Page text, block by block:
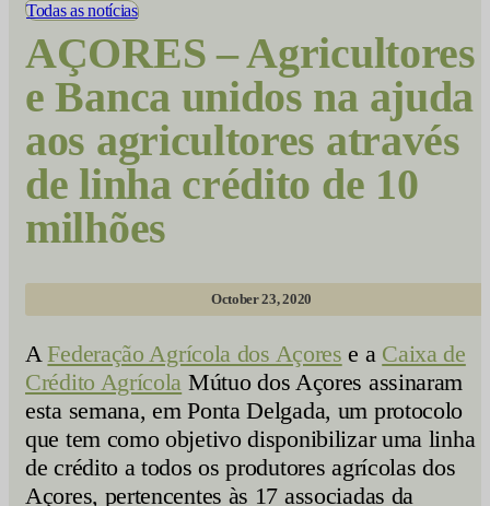
Todas as notícias
AÇORES – Agricultores
e Banca unidos na ajuda
aos agricultores através
de linha crédito de 10
milhões
October 23, 2020
AFederação Agrícola dos Açores e a Caixa de
Crédito Agrícola Mútuo dos Açores assinaram
esta semana, em Ponta Delgada, um protocolo
que tem como objetivo disponibilizar uma linha
de crédito a todos os produtores agrícolas dos
Açores, pertencentes às 17 associadas da